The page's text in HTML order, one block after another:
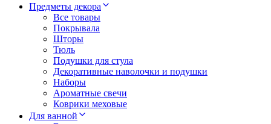
Предметы декора
Все товары
Покрывала
Шторы
Тюль
Подушки для стула
Декоративные наволочки и подушки
Наборы
Ароматные свечи
Коврики меховые
Для ванной